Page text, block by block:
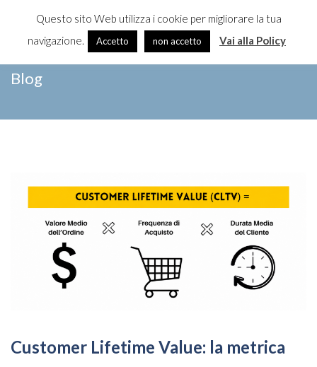
Skip
Blog
Blog
Customer Lifetime Value: la metrica
Questo sito Web utilizza i cookie per migliorare la tua
navigazione.
Accetto non accetto Vai alla Policy